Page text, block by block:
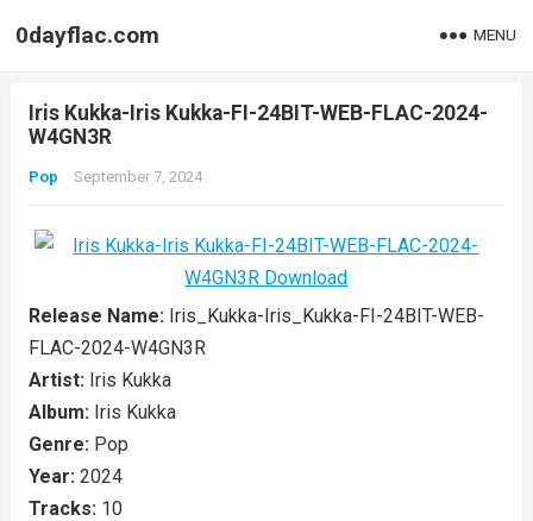
0dayflac.com MENU
Iris Kukka-Iris Kukka-FI-24BIT-WEB-FLAC-2024-
W4GN3R
Pop September 7, 2024
Release Name: Iris_Kukka-Iris_Kukka-FI-24BIT-WEB-
FLAC-2024-W4GN3R
Artist: Iris Kukka
Album: Iris Kukka
Genre: Pop
Year: 2024
Tracks: 10